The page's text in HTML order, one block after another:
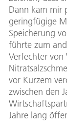
Dann kam mir
geringfügige
Speicherung
führte zum
Verfechter
vor Kurzem
zwischen den
Jahre lang